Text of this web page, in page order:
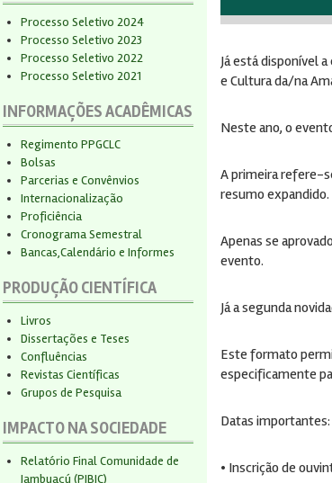
Processo Seletivo 2024
Processo Seletivo 2023
Processo Seletivo 2022
Processo Seletivo 2021
INFORMAÇÕES ACADÊMICAS
Regimento PPGCLC
Bolsas
Parcerias e Convênvios
Internacionalização
Proficiência
Cronograma Semestral
Bancas,Calendário e Informes
PRODUÇÃO CIENTÍFICA
Livros
Dissertações e Teses
Confluências
Revistas Científicas
Grupos de Pesquisa
IMPACTO NA SOCIEDADE
Relatório Final Comunidade de
Jambuaçú (PIBIC)
Já está disponível
e Cultura da/na
Neste ano, o
A primeira refere-
resumo expandido.
Apenas se
evento.
Já a segunda
Este formato
especificamente
Datas importantes:
• Inscrição de